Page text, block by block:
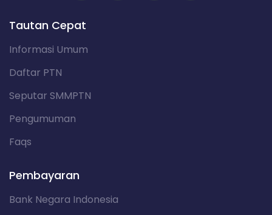
Tautan Cepat
Informasi Umum
Daftar PTN
Seputar SMMPTN
Pengumuman
Faqs
Pembayaran
Bank Negara Indonesia